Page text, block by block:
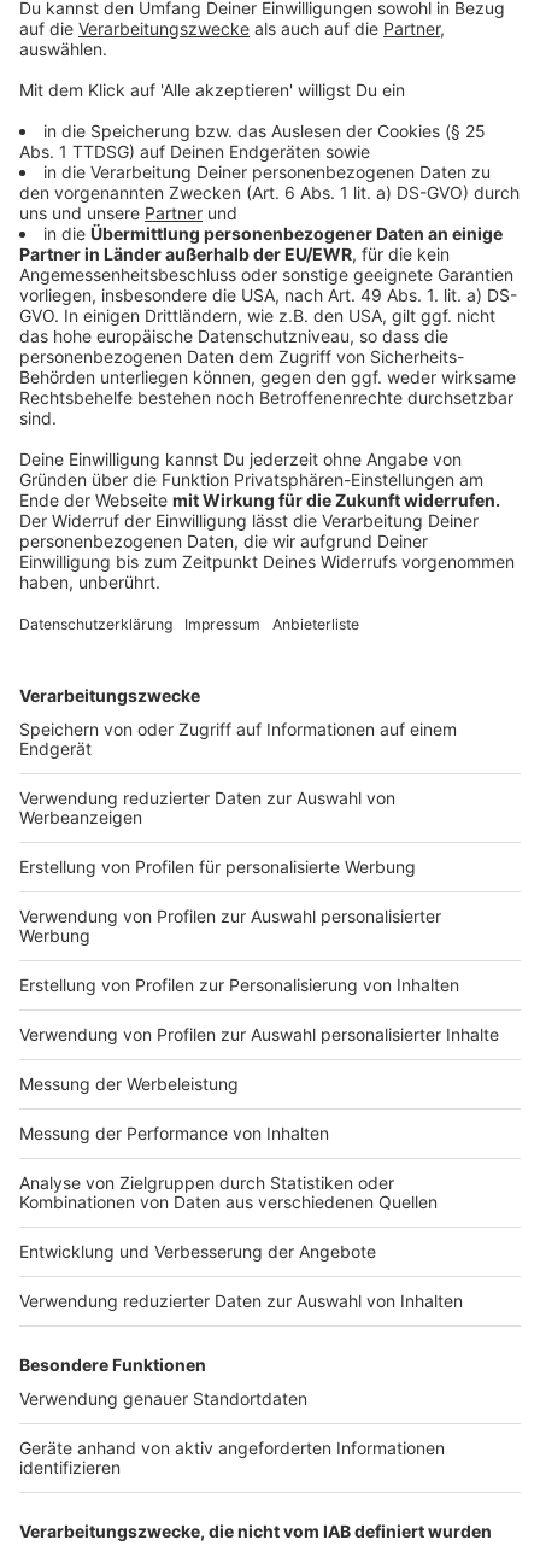
Mit dem lauwarmen Wasser und dem Salz zu dem
Mehl geben und zu einem glatten Teig
verarbeiten.
Minuten ruhen lassen.
Tipp:Wenn der Teig zu aufwändig ist, kann auch ein
Fertigteig verwendet werden.
Füllung:
Den Quark und den Frischkäse in einem
Passiertuch über Nacht abtropfen lassen.
Das Ei verschlagen den Limettensaft dazugeben
und die Stärke darin glattrühren.
Die Erdbeeren waschen und putzen. In nicht zu
dünne Scheiben schneiden.
Den Strudelteig auf einem gemehlten Tuch
ausrollen, dann über dem Handrücken dünn
ausziehen.
Die Quarkmasse auf das Untere Teigdrittel geben
Tuches aufrollen.
Auf ein mit Backpapier belegtes Blech geben mit
dem Rest der Butter abstreichen und bei 200
Grad im Ofen ca. 30 Minuten backen.
Anzeige
Das ist der Kitchen Club by Nelson Müller
Anzeige
Bei euch läuft das Radio in der Küche, bei uns die
Küche im Radio. Starkoch Nelson Müller lädt uns
exklusiv in seinen Kitchen Club ein. Ab sofort versorgt
er uns täglich mit raffinierten Rezepten zum
Nachkochen oder Nachkochen lassen. Nelson nimmt
uns mit in seine Küche und weiht uns in die
Geheimnisse eines bekannten Profikochs ein. Der
Gourmets und Gourmüsen. Für alle von euch, die
wissen, dass Kardamom ein Gewürz ist und kein
Ersatzteil fürs Auto. Das ist "Foodtainment" der
Extraklasse. Feinste Küche, die man überall genießen
oder wie Nelson es sagt: "Macht nix, wenn's
schmeckt!"
Nelson Müller live erleben? Hier gibt esInfos zu den